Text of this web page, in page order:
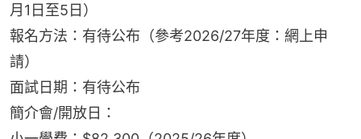
月1日至5日）
報名方法：有待公布（參考2026/27年度：網上申
請）
面試日期：有待公布
簡介會/開放日：